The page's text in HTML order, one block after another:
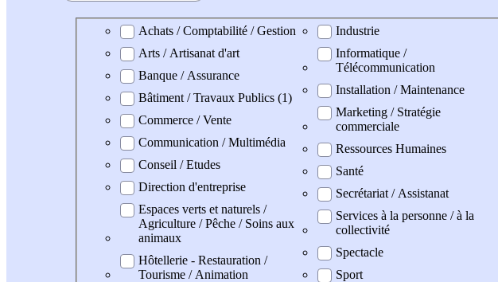
Domaine professionel
Achats / Comptabilité / Gestion
Arts / Artisanat d'art
Banque / Assurance
Bâtiment / Travaux Publics (1)
Commerce / Vente
Communication / Multimédia
Conseil / Etudes
Direction d'entreprise
Espaces verts et naturels /
Agriculture / Pêche / Soins aux
animaux
Hôtellerie - Restauration /
Tourisme / Animation
Industrie
Informatique /
Télécommunication
Installation / Maintenance
Marketing / Stratégie
commerciale
Ressources Humaines
Santé
Secrétariat / Assistanat
Services à la personne / à la
collectivité
Spectacle
Sport